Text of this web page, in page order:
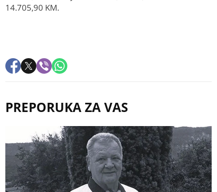
14.705,90 KM.
PREPORUKA ZA VAS